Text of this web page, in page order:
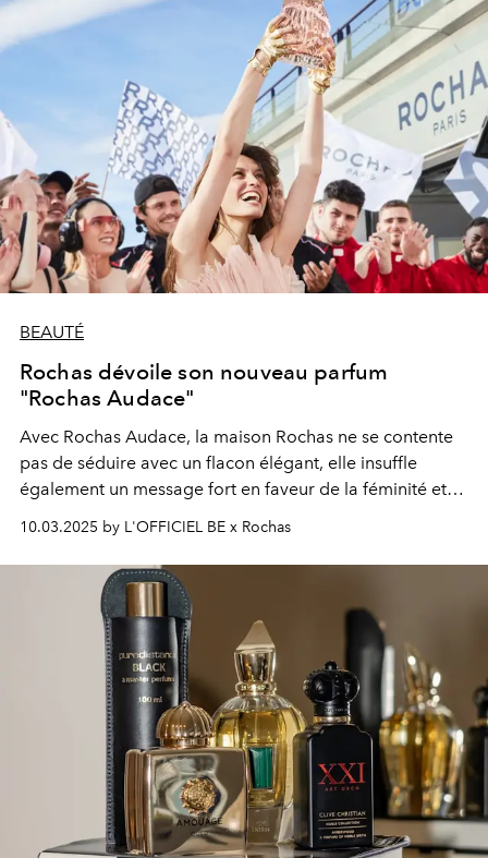
BEAUTÉ
Rochas dévoile son nouveau parfum
"Rochas Audace"
Avec Rochas Audace, la maison Rochas ne se contente
pas de séduire avec un flacon élégant, elle insuffle
également un message fort en faveur de la féminité et
10.03.2025 by L'OFFICIEL BE x Rochas